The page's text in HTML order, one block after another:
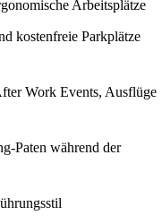
Arbeitsplätze
kostenfreie Parkplätze
Work Events, Ausflüge
Paten während der